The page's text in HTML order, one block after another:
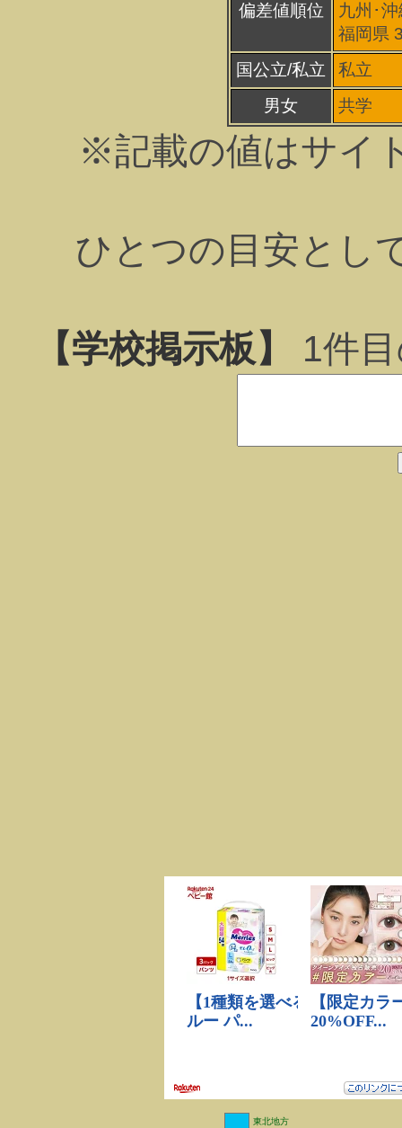
偏差値順位
九州･
福岡県
国公立/私立
私立
男女
共学
※記載の値はサイ
ひとつの目安とし
【学校掲示板】 1件
東北地方